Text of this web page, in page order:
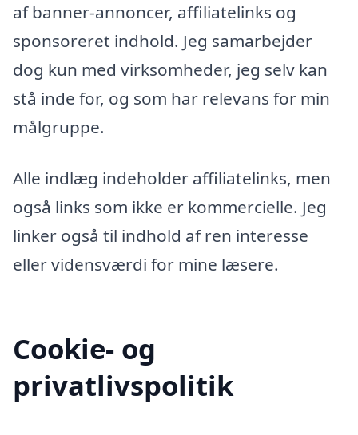
af banner-annoncer, affiliatelinks og
sponsoreret indhold. Jeg samarbejder
dog kun med virksomheder, jeg selv kan
stå inde for, og som har relevans for min
målgruppe.
Alle indlæg indeholder affiliatelinks, men
også links som ikke er kommercielle. Jeg
linker også til indhold af ren interesse
eller vidensværdi for mine læsere.
Cookie- og
privatlivspolitik